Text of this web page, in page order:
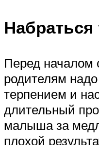
Набраться
Перед началом
родителям
терпением и
длительный
малыша за
плохой